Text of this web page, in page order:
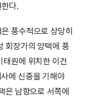
다.
풍수적으로 상당히
회장가의 양택에 풍
태원에 위치한 이건
에 신중을 기해야
은 남향으로 서쪽에